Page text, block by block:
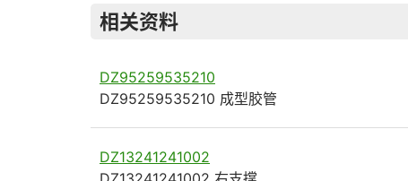
相关资料
DZ95259535210
DZ95259535210 成型胶管
DZ13241241002